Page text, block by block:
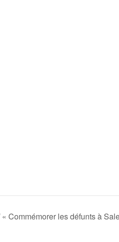
Commémorer les défunts à